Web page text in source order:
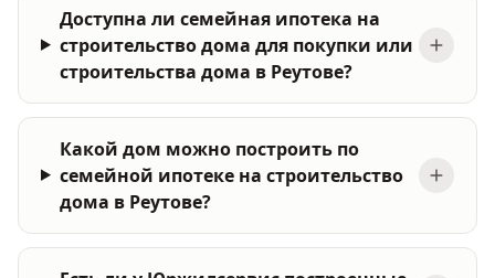
Доступна ли семейная ипотека на
строительство дома для покупки или
строительства дома в Реутове?
Какой дом можно построить по
семейной ипотеке на строительство
дома в Реутове?